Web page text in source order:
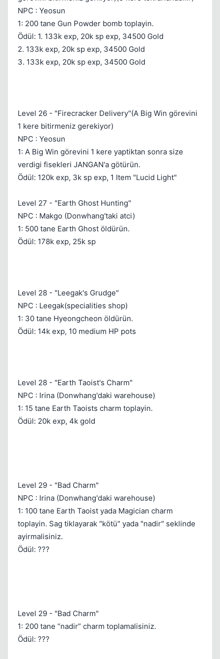
NPC : Yeosun
1: 200 tane Gun Powder bomb toplayin.
Ödül: 1. 133k exp, 20k sp exp, 34500 Gold
2. 133k exp, 20k sp exp, 34500 Gold
3. 133k exp, 20k sp exp, 34500 Gold
Level 26 - "Firecracker Delivery"(A Big Win görevini
1 kere bitirmeniz gerekiyor)
NPC : Yeosun
1: A Big Win görevini 1 kere yaptiktan sonra size
verdigi fisekleri JANGAN'a götürün.
Ödül: 120k exp, 3k sp exp, 1 Item "Lucid Light"
Level 27 - "Earth Ghost Hunting"
NPC : Makgo (Donwhang'taki atci)
1: 500 tane Earth Ghost öldürün.
Ödül: 178k exp, 25k sp
Level 28 - "Leegak's Grudge"
NPC : Leegak(specialities shop)
1: 30 tane Hyeongcheon öldürün.
Ödül: 14k exp, 10 medium HP pots
Level 28 - "Earth Taoist's Charm"
NPC : Irina (Donwhang'daki warehouse)
1: 15 tane Earth Taoists charm toplayin.
Ödül: 20k exp, 4k gold
Level 29 - "Bad Charm"
NPC : Irina (Donwhang'daki warehouse)
1: 100 tane Earth Taoist yada Magician charm
toplayin. Sag tiklayarak "kötü" yada "nadir" seklinde
ayirmalisiniz.
Ödül: ???
Level 29 - "Bad Charm"
1: 200 tane “nadir” charm toplamalisiniz.
Ödül: ???